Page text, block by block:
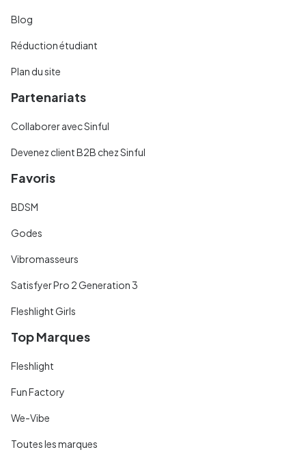
Blog
Réduction étudiant
Plan du site
Partenariats
Collaborer avec Sinful
Devenez client B2B chez Sinful
Favoris
BDSM
Godes
Vibromasseurs
Satisfyer Pro 2 Generation 3
Fleshlight Girls
Top Marques
Fleshlight
Fun Factory
We-Vibe
Toutes les marques